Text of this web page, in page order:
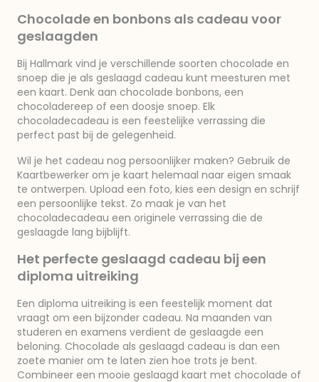
Chocolade en bonbons als cadeau voor
geslaagden
Bij Hallmark vind je verschillende soorten chocolade en
snoep die je als geslaagd cadeau kunt meesturen met
een kaart. Denk aan chocolade bonbons, een
chocoladereep of een doosje snoep. Elk
chocoladecadeau is een feestelijke verrassing die
perfect past bij de gelegenheid.
Wil je het cadeau nog persoonlijker maken? Gebruik de
Kaartbewerker om je kaart helemaal naar eigen smaak
te ontwerpen. Upload een foto, kies een design en schrijf
een persoonlijke tekst. Zo maak je van het
chocoladecadeau een originele verrassing die de
geslaagde lang bijblijft.
Het perfecte geslaagd cadeau bij een
diploma uitreiking
Een diploma uitreiking is een feestelijk moment dat
vraagt om een bijzonder cadeau. Na maanden van
studeren en examens verdient de geslaagde een
beloning. Chocolade als geslaagd cadeau is dan een
zoete manier om te laten zien hoe trots je bent.
Combineer een mooie geslaagd kaart met chocolade of